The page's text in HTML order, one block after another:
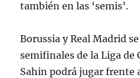
también en las ‘semis’.
Borussia y Real Madrid
semifinales de la Liga de
Sahin podrá jugar frente